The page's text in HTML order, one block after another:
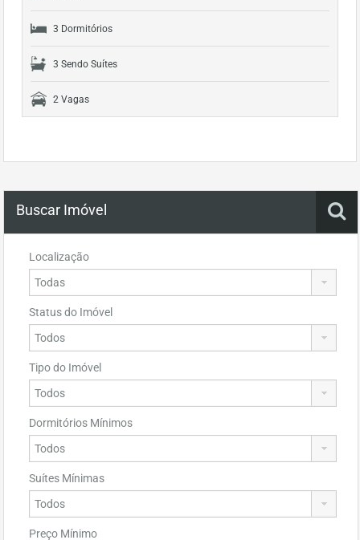
3 Dormitórios
3 Sendo Suítes
2 Vagas
Buscar Imóvel
Localização
Status do Imóvel
Tipo do Imóvel
Dormitórios Mínimos
Suítes Mínimas
Preço Mínimo